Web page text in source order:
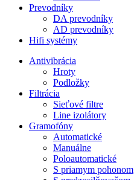
Prevodníky
DA prevodníky
AD prevodníky
Hifi systémy
Antivibrácia
Hroty
Podložky
Filtrácia
Sieťové filtre
Line izolátory
Gramofóny
Automatické
Manuálne
Poloautomatické
S priamym pohonom